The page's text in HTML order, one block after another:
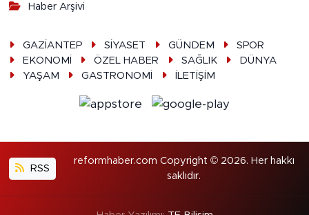
Haber Arşivi
GAZİANTEP SİYASET GÜNDEM
SPOR
EKONOMİ
ÖZEL HABER SAĞLIK
DÜNYA
YAŞAM
GASTRONOMİ İLETİŞİM
RSS
reformhaber.com Copyright © 2026. Her hakkı
saklıdır.